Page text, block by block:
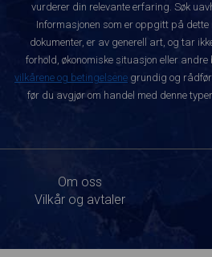
vurderer din relevante erfaring. Søk
Informasjonen som er oppgitt på
dokumenter, er av generell art, og tar
forhold, økonomiske situasjon eller andre
vilkårene og betingelsene grundig og
før du avgjør om handel med denne
Om oss
Vilkår og avtaler